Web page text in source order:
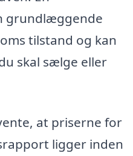
grundlæggende
tilstand og kan
skal sælge eller
at priserne for
ligger inden